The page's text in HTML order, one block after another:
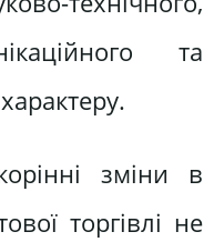
та
зміни в
торгівлі не